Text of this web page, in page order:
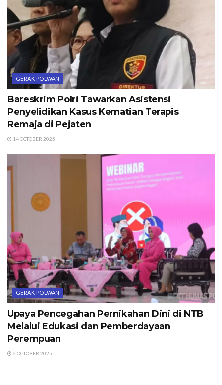
GERAK POLWAN
Bareskrim Polri Tawarkan Asistensi
Penyelidikan Kasus Kematian Terapis
Remaja di Pejaten
14 OCTOBER 2025
GERAK POLWAN
Upaya Pencegahan Pernikahan Dini di NTB
Melalui Edukasi dan Pemberdayaan
Perempuan
6 OCTOBER 2025